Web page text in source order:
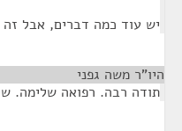
יש עוד כמה דברים, אבל
היו"ר משה גפני
תודה רבה. רפואה שלימה.